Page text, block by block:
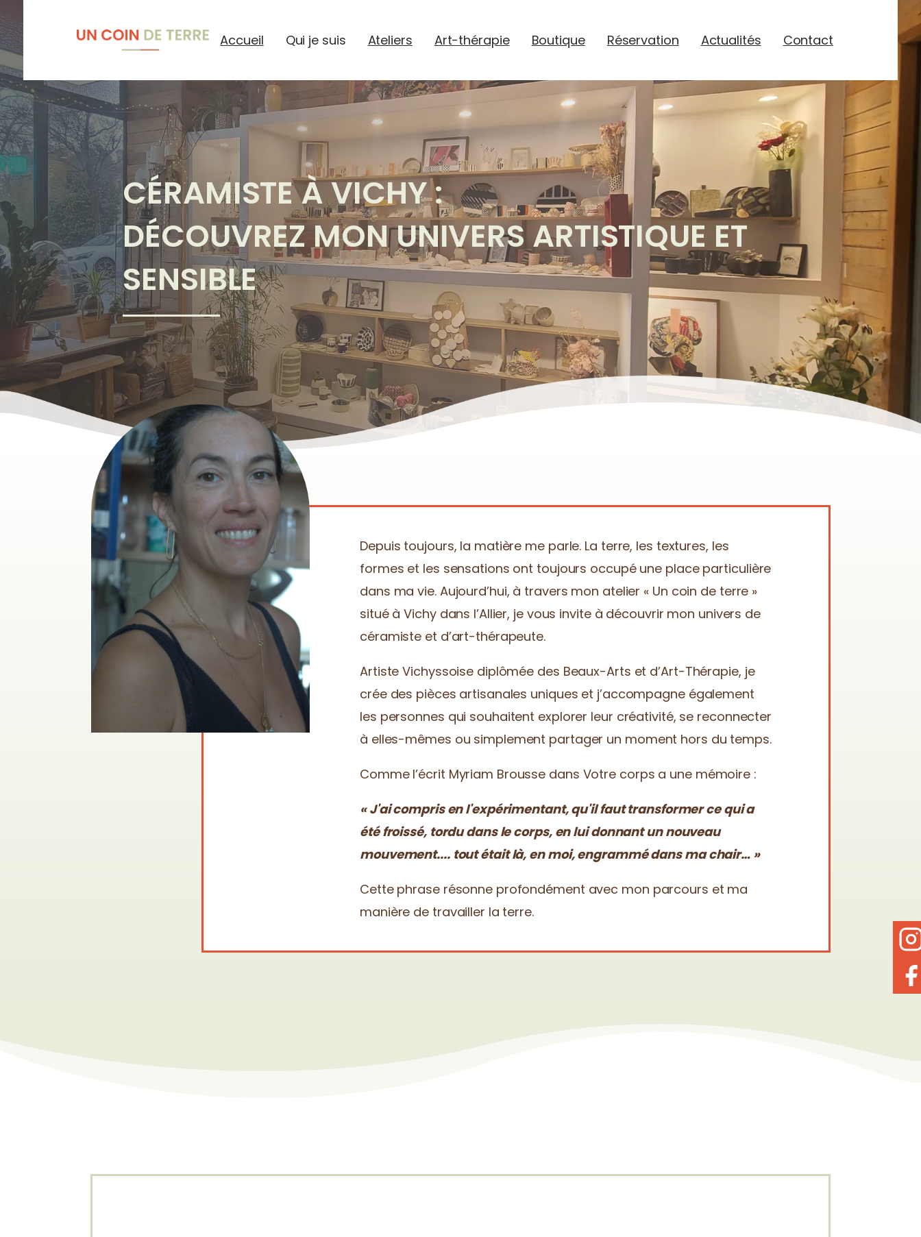
Accueil Qui je suis Ateliers Art-thérapie Boutique Réservation Actualités Contact
CÉRAMISTE À VICHY :
DÉCOUVREZ MON UNIVERS ARTISTIQUE ET
SENSIBLE
Depuis toujours, la matière me parle. La terre, les textures, les
formes et les sensations ont toujours occupé une place particulière
dans ma vie. Aujourd’hui, à travers mon atelier « Un coin de terre »
situé à Vichy dans l’Allier, je vous invite à découvrir mon univers de
céramiste et d’art-thérapeute.
Artiste Vichyssoise diplômée des Beaux-Arts et d’Art-Thérapie, je
crée des pièces artisanales uniques et j’accompagne également
les personnes qui souhaitent explorer leur créativité, se reconnecter
à elles-mêmes ou simplement partager un moment hors du temps.
Comme l’écrit Myriam Brousse dans Votre corps a une mémoire :
« J'ai compris en l'expérimentant, qu'il faut transformer ce qui a
été froissé, tordu dans le corps, en lui donnant un nouveau
mouvement.... toutétait là, en moi, engrammé dans ma chair… »
Cette phrase résonne profondément avec mon parcours et ma
manière de travailler la terre.